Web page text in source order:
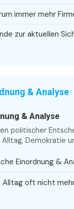
immer mehr
zur aktuellen
& Analyse
& Analyse
politischer
Alltag, Demokratie
Einordnung &
Alltag oft nicht